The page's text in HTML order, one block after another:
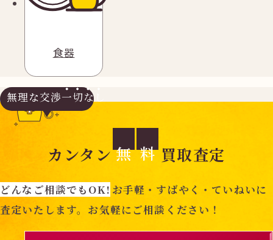
食器
無理な交渉一切なし
カンタン 無 料 買取査定
どんなご相談でもOK! お手軽・すばやく・ていねいに
査定いたします。お気軽にご相談ください！